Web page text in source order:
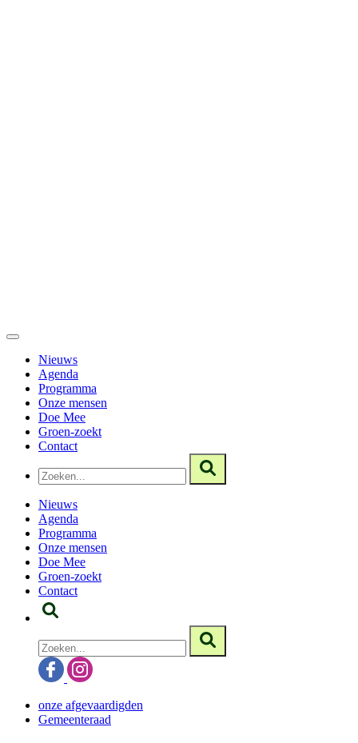
Nieuws
Agenda
Programma
Onze mensen
Doe Mee
Groen-zoekt
Contact
Nieuws
Agenda
Programma
Onze mensen
Doe Mee
Groen-zoekt
Contact
onze afgevaardigden
Gemeenteraad